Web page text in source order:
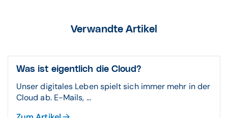
Verwandte Artikel
Was ist eigentlich die Cloud?
Unser digitales Leben spielt sich immer mehr in der
Cloud ab. E-Mails, ...